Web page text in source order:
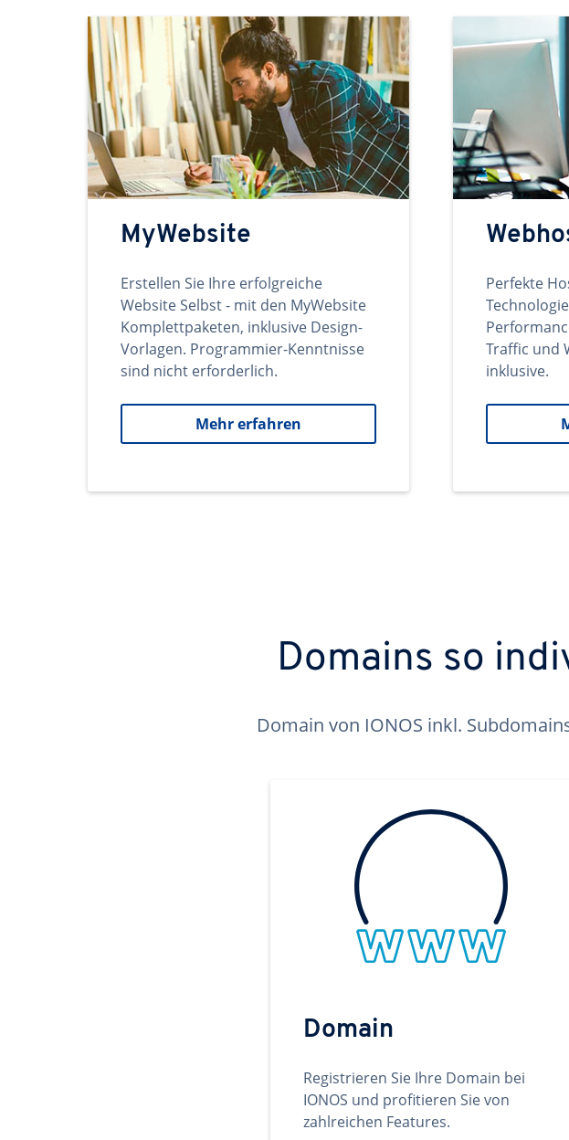
MyWebsite
Erstellen Sie Ihre erfolgreiche
Website Selbst - mit den MyWebsite
Komplettpaketen, inklusive Design-
Vorlagen. Programmier-Kenntnisse
sind nicht erforderlich.
Mehr erfahren
Perfekte
Traffic und
inklusive.
Domains so
Domain von IONOS inkl.
Domain
Registrieren Sie Ihre Domain bei
IONOS und profitieren Sie von
zahlreichen Features.